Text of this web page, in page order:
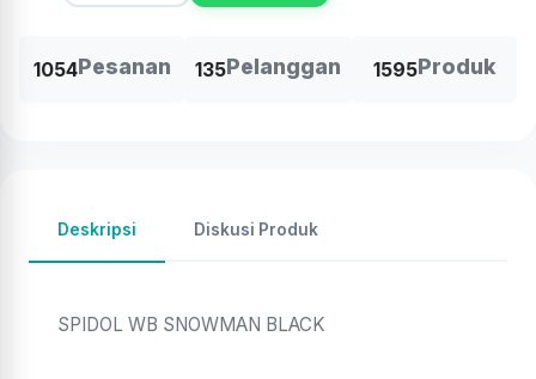
1054Pesanan 135Pelanggan 1595Produk
Deskripsi Diskusi Produk
SPIDOL WB SNOWMAN BLACK